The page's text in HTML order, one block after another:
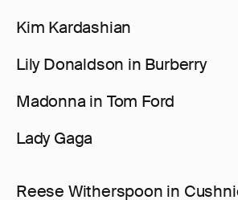
Kim Kardashian
Lily Donaldson in Burberry
Madonna in Tom Ford
Lady Gaga
Reese Witherspoon in